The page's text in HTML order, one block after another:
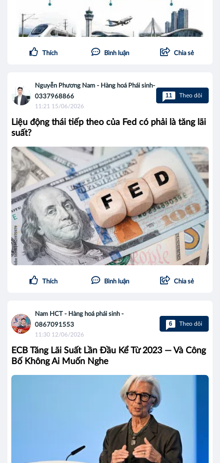
Thích Bình luận Chia sẻ
Nguyễn Phương Nam - Hàng hoá Phái sinh-
0337968866
11:21 15/06/2026
11 Theo dõi
Liệu động thái tiếp theo của Fed có phải là tăng lãi
suất?
Thích Bình luận Chia sẻ
Nam HCT - Hàng hoá phái sinh -
0867091553
11:30 12/06/2026
6 Theo dõi
ECB Tăng Lãi Suất Lần Đầu Kể Từ 2023 — Và Công
Bố Không Ai Muốn Nghe